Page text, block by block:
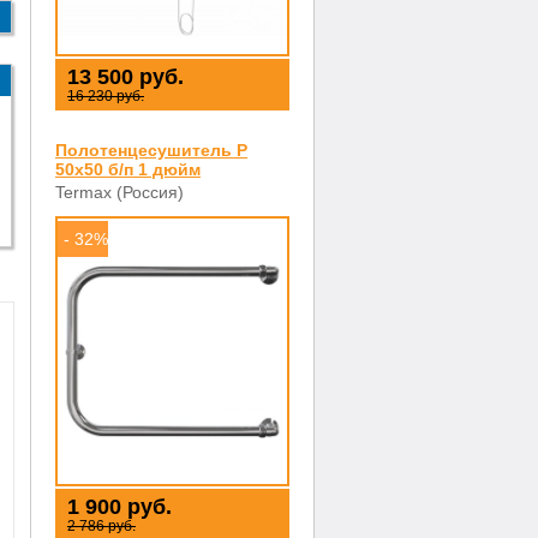
13 500 руб.
16 230 руб.
Полотенцесушитель P
50х50 б/п 1 дюйм
Termax (Россия)
- 32%
1 900 руб.
2 786 руб.